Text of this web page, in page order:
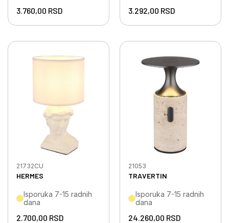
3.760,00 RSD 3.292,00 RSD
HERMES
21732CU
Isporuka 7-15 radnih
dana
2.700,00 RSD
TRAVERTIN
21053
Isporuka 7-15 radnih
dana
24.260,00 RSD